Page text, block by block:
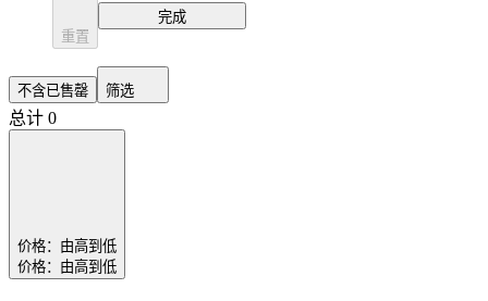
重置
完成
不含已售罄 筛选
总计 0
价格：由高到低
价格：由高到低